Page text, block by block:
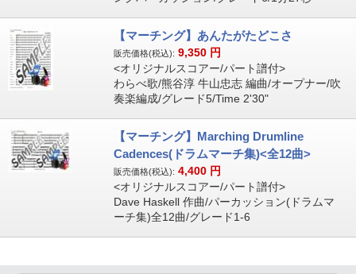
【マーチング】あんたがたどこさ
販売価格(税込): 9,350 円
<オリジナルスコアー/パート譜付>
わらべ歌/熊谷淳 牛山忠志 編曲/オープナー/吹
奏楽編成/グレード5/Time 2'30"
【マーチング】Marching Drumline
Cadences(ドラムマーチ集)<全12曲>
販売価格(税込): 4,400 円
<オリジナルスコアー/パート譜付>
Dave Haskell 作曲/パーカッション(ドラムマ
ーチ集)全12曲/グレード1-6